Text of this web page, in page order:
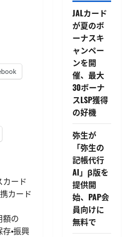
カード
カード
額の
・振興
JALカード
が夏のボ
ーナスキ
ャンペー
ンを開
催、最大
30ボーナ
スLSP獲得
の好機
弥生が
「弥生の
記帳代行
AI」β版を
提供開
始、PAP会
員向けに
無料で